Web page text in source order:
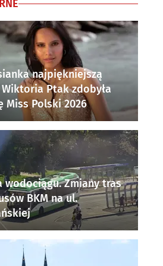
najpiękniejszą
Ptak zdobyła
Miss Polski 2026
wodociągu. Zmiany tras
BKM na ul.